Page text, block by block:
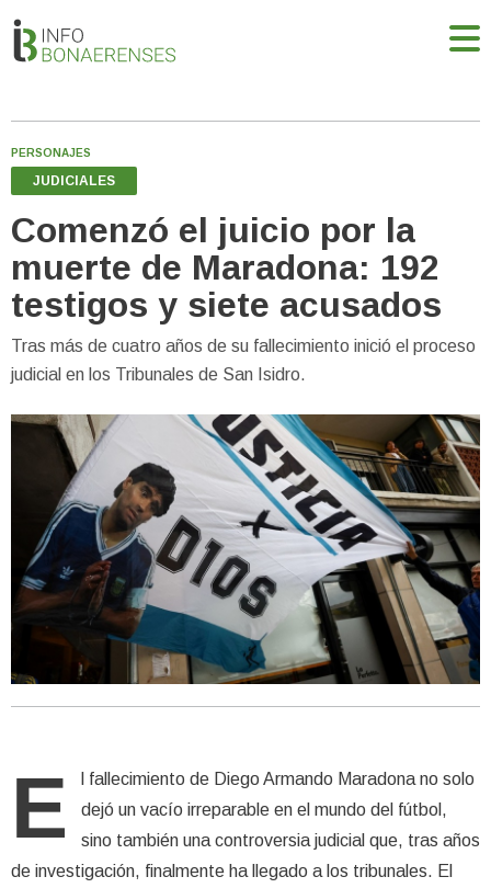
PERSONAJES
JUDICIALES
Comenzó el juicio por la
muerte de Maradona: 192
testigos y siete acusados
Tras más de cuatro años de su fallecimiento inició el proceso
judicial en los Tribunales de San Isidro.
E
l fallecimiento de Diego Armando Maradona no solo
dejó un vacío irreparable en el mundo del fútbol,
sino también una controversia judicial que, tras años
de investigación, finalmente ha llegado a los tribunales. El